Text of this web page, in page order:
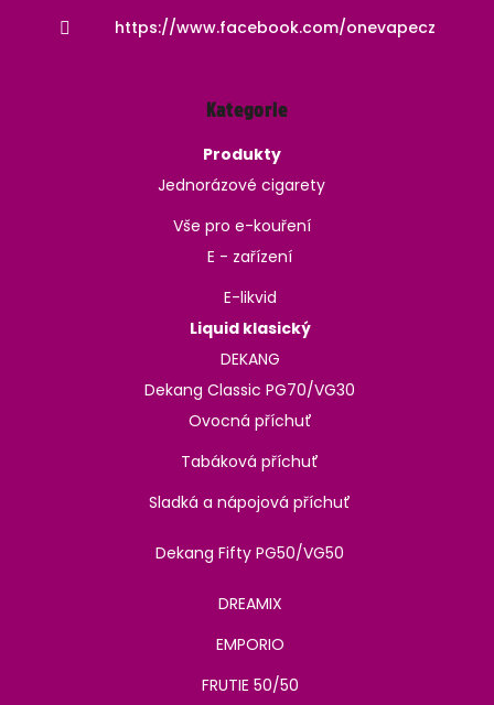
https://www.facebook.com/onevapecz
Kategorie
Produkty
Jednorázové cigarety
Vše pro e-kouření
E - zařízení
E-likvid
Liquid klasický
DEKANG
Dekang Classic PG70/VG30
Ovocná příchuť
Tabáková příchuť
Sladká a nápojová příchuť
Dekang Fifty PG50/VG50
DREAMIX
EMPORIO
FRUTIE 50/50